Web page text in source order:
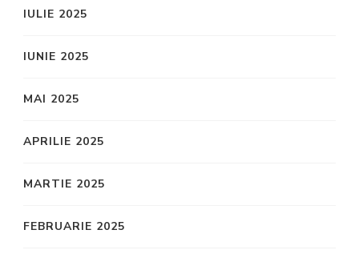
IULIE 2025
IUNIE 2025
MAI 2025
APRILIE 2025
MARTIE 2025
FEBRUARIE 2025